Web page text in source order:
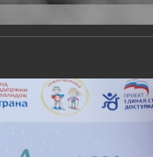
Версия для